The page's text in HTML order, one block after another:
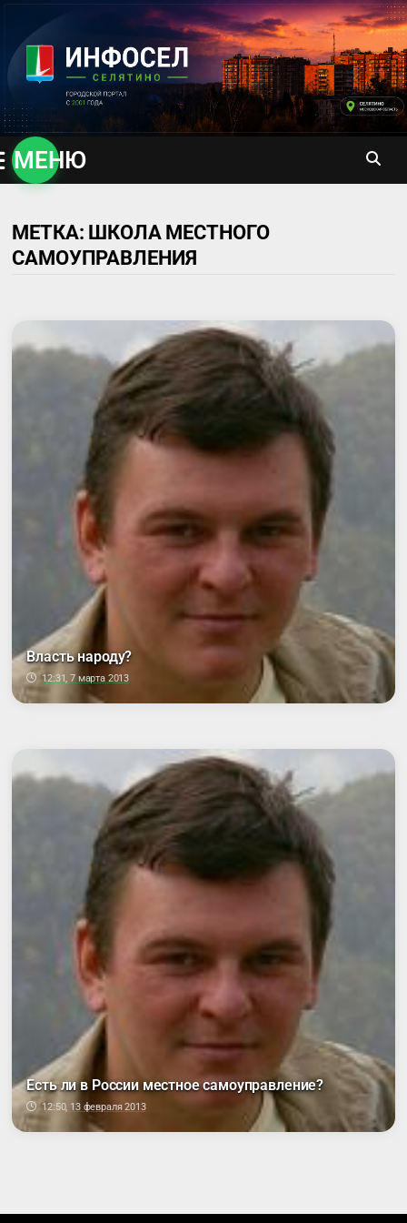
содержимому
МЕНЮ
МЕТКА: ШКОЛА МЕСТНОГО
САМОУПРАВЛЕНИЯ
Власть народу?
12:31, 7 марта 2013
Есть ли в России местное самоуправление?
12:50, 13 февраля 2013